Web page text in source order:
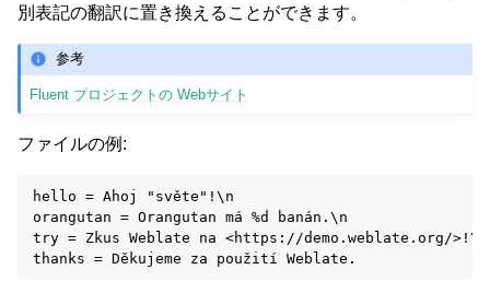
別表記の翻訳に置き換えることができます。
参考
Fluent プロジェクトの Webサイト
ファイルの例:
hello = Ahoj "světe"!\n
orangutan = Orangutan má %d banán.\n
try = Zkus Weblate na <https://demo.weblate.org/>!\n